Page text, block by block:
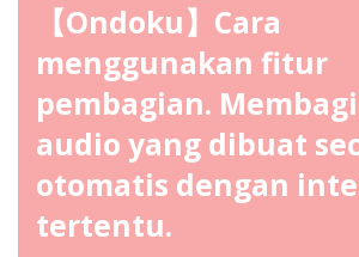
【Ondoku】Cara
menggunakan fitur
pembagian.
audio yang dibuat
otomatis dengan
tertentu.